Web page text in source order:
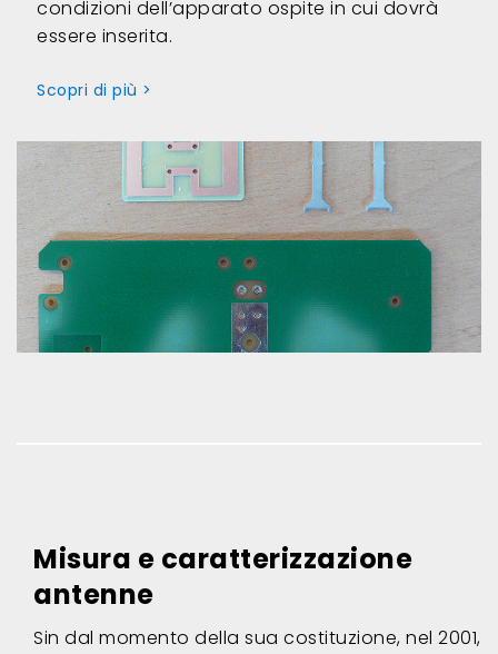
condizioni dell’apparato ospite in cui dovrà
essere inserita.
Scopri di più >
Misura e caratterizzazione
antenne
Sin dal momento della sua costituzione, nel 2001,